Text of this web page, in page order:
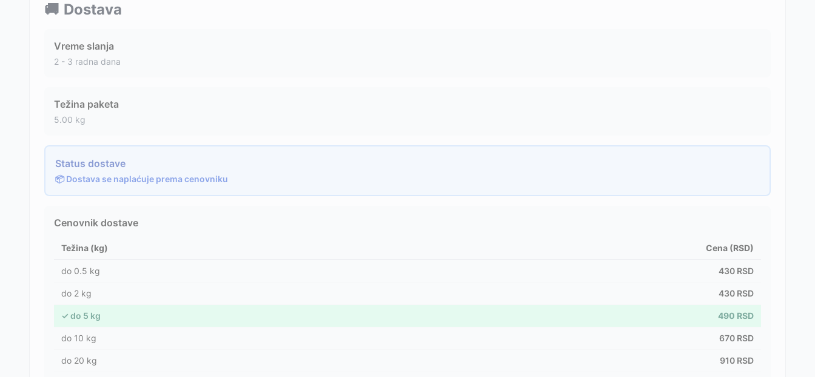
🚚 Dostava
Vreme slanja
2 - 3 radna dana
Težina paketa
5.00 kg
Status dostave
📦 Dostava se naplaćuje prema cenovniku
Cenovnik dostave
Težina (kg) Cena (RSD)
do 0.5 kg 430 RSD
do 2 kg 430 RSD
✓ do 5 kg 490 RSD
do 10 kg 670 RSD
do 20 kg 910 RSD